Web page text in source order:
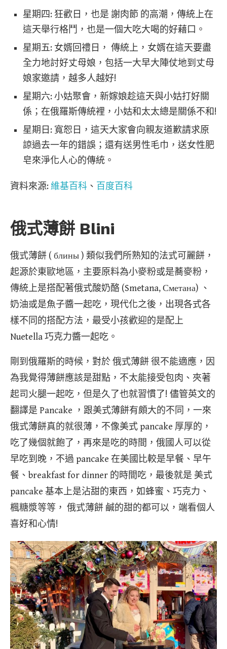
星期四: 狂歡日，也是 謝肉節 的高潮，傳統上在
這天舉行格鬥，也是一個大吃大喝的好藉口。
星期五: 女婿回禮日， 傳統上，女婿在這天要盡
全力地討好丈母娘，包括一大早大陣仗地到丈母
娘家邀請，越多人越好!
星期六: 小姑聚會，新嫁娘趁這天與小姑打好關
係；在俄羅斯傳統裡，小姑和太太總是關係不和!
星期日: 寬恕日，這天大家會向親友道歉請求原
諒過去一年的錯誤；還有送男性毛巾，送女性肥
皂來淨化人心的傳統。
資料來源:維基百科 、 百度百科
俄式薄餅 Blini
俄式薄餅 ( блины ) 類似我們所熟知的法式可麗餅，
起源於東歐地區，主要原料為小麥粉或是蕎麥粉，
傳統上是搭配著俄式酸奶酪 (Smetana, Сметана) 、
奶油或是魚子醬一起吃，現代化之後，出現各式各
樣不同的搭配方法，最受小孩歡迎的是配上
Nuetella 巧克力醬一起吃。
剛到俄羅斯的時候，對於 俄式薄餅 很不能適應，因
為我覺得薄餅應該是甜點，不太能接受包肉、夾著
起司火腿一起吃，但是久了也就習慣了! 儘管英文的
翻譯是 Pancake ，跟美式薄餅有頗大的不同，一來
俄式薄餅真的就很薄，不像美式 pancake 厚厚的，
吃了幾個就飽了，再來是吃的時間，俄國人可以從
早吃到晚，不過 pancake 在美國比較是早餐、早午
餐、breakfast for dinner 的時間吃，最後就是 美式
pancake 基本上是沾甜的東西，如蜂蜜、巧克力、
楓糖漿等等， 俄式薄餅 鹹的甜的都可以，端看個人
喜好和心情!